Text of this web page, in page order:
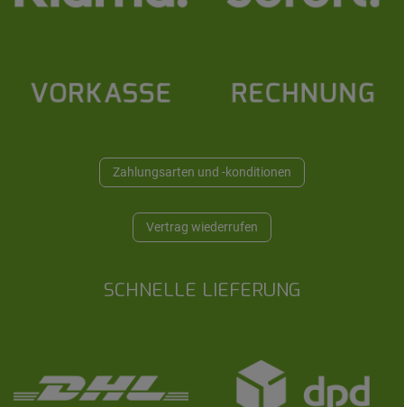
Zahlungsarten und -konditionen
Vertrag wiederrufen
SCHNELLE LIEFERUNG